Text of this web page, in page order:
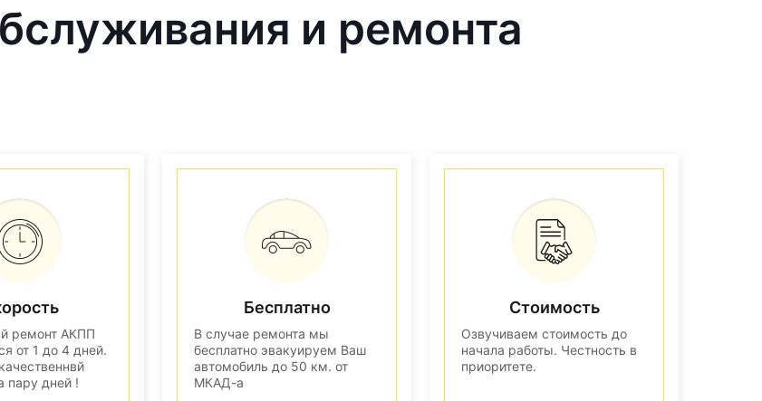
и ремонта
ремонт АКПП
от 1 до 4 дней.
пару дней !
Бесплатно
В случае ремонта мы
бесплатно эвакуируем Ваш
автомобиль до 50 км. от
МКАД-а
Стоимость
Озвучиваем стоимость до
начала работы. Честность в
приоритете.